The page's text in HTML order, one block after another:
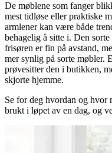
De møblene som fanger
mest tidløse eller praktiske
armlener kan være både
behagelig å sitte i. Den
frisøren er fin på avstand,
mer synlig på sorte møbler.
prøvesitter den i butikken,
skjorte hjemme.
Se for deg hvordan og
brukt i løpet av en dag, og